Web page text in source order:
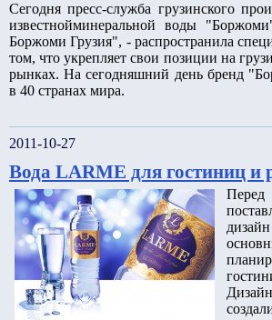
Сегодня пресс-служба грузинского
известнойминеральной воды
Боржоми Грузия", - распространила
том, что укрепляет свои позиции на
рынках. На сегодняшний день бренд
в 40 странах мира.
2011-10-27
Вода LARME для гостиниц и